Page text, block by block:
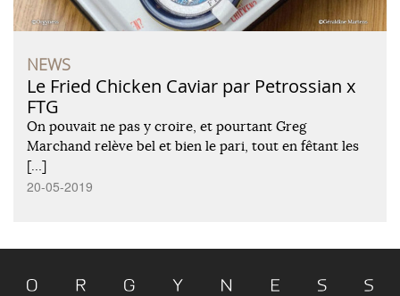
NEWS
Le Fried Chicken Caviar par Petrossian x
FTG
On pouvait ne pas y croire, et pourtant Greg
Marchand relève bel et bien le pari, tout en fêtant les
[…]
20-05-2019